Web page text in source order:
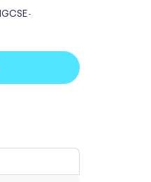
IGCSE-